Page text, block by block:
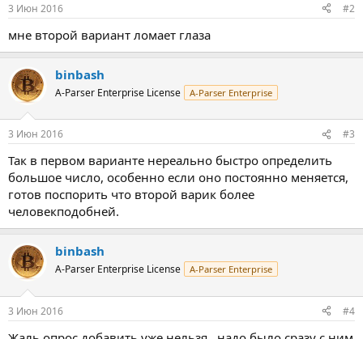
3 Июн 2016 #2
мне второй вариант ломает глаза
binbash
A-Parser Enterprise License A-Parser Enterprise
3 Июн 2016 #3
Так в первом варианте нереально быстро определить
большое число, особенно если оно постоянно меняется,
готов поспорить что второй варик более
человекподобней.
binbash
A-Parser Enterprise License A-Parser Enterprise
3 Июн 2016 #4